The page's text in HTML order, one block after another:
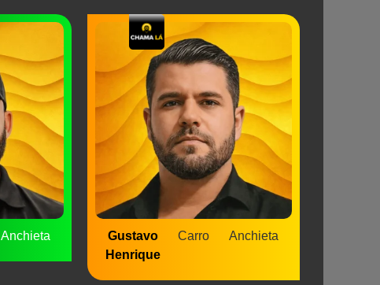
Anchieta
Gustavo
Henrique
Carro Anchieta